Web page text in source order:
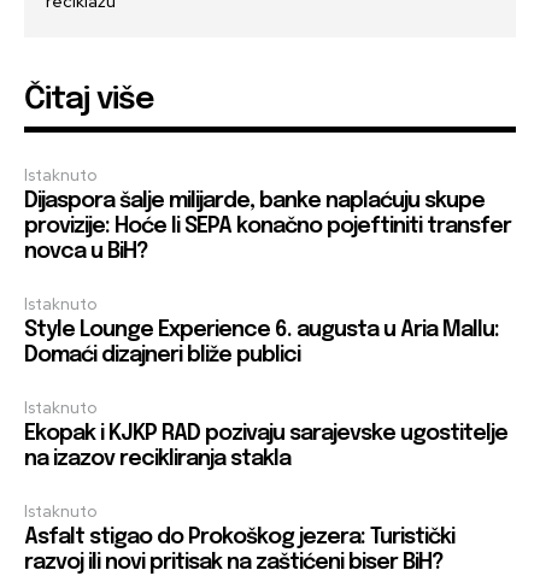
Čitaj više
Istaknuto
Dijaspora šalje milijarde, banke naplaćuju skupe
provizije: Hoće li SEPA konačno pojeftiniti transfer
novca u BiH?
Istaknuto
Style Lounge Experience 6. augusta u Aria Mallu:
Domaći dizajneri bliže publici
Istaknuto
Ekopak i KJKP RAD pozivaju sarajevske ugostitelje
na izazov recikliranja stakla
Istaknuto
Asfalt stigao do Prokoškog jezera: Turistički
razvoj ili novi pritisak na zaštićeni biser BiH?